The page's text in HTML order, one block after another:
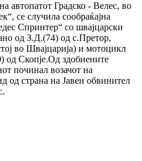
автопатот Градско - Велес, во
се случила сообраќајна
Спринтер“ со швајцарски
од З.Д.(74) од с.Претор,
во Швајцарија) и мотоцикл
Скопје.Од здобиените
починал возачот на
од страна на Јавен обвинител